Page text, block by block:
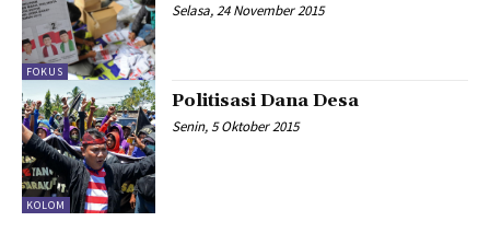
FOKUS
Selasa, 24 November 2015
KOLOM
Politisasi Dana Desa
Senin, 5 Oktober 2015